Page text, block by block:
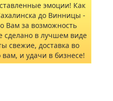
эмоции! Как
до Винницы -
Вам за возможность
сделано в лучшем виде
свежие, доставка во
и удачи в бизнесе!